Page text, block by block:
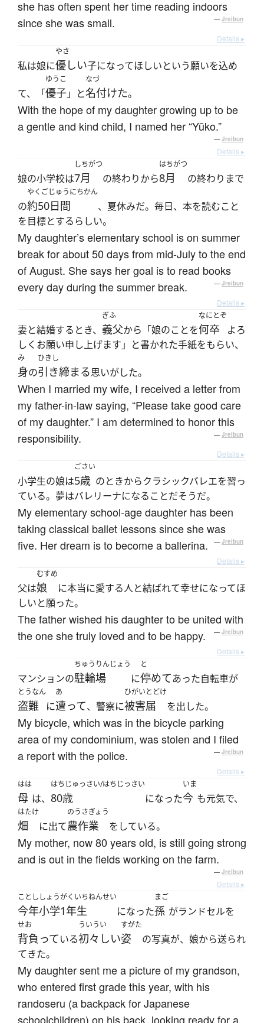
she has often spent her time reading indoors
since she was small.
— Jreibun
Details ▸
私は娘に
やさ
優しい子になってほしいという願いを込め
て、「
ゆうこ
優子」と
なづ
名付けた。
With the hope of my daughter growing up to be
a gentle and kind child, I named her “Yūko.”
— Jreibun
Details ▸
娘の小学校は
しちがつ
7月 の終わりから
はちがつ
8月 の終わりまで
の
やくごじゅうにちかん
約50日間
、夏休みだ。毎日、本を読むこと
を目標とするらしい。
My daughter’s elementary school is on summer
break for about 50 days from mid-July to the end
of August. She says her goal is to read books
every day during the summer break.
— Jreibun
Details ▸
妻と結婚するとき、
ぎふ
義父から「娘のことを
なにとぞ
何卒
よろ
しくお願い申し上げます」と書かれた手紙をもらい、
み
身の
ひきし
引き締まる思いがした。
When I married my wife, I received a letter from
my father-in-law saying, “Please take good care
of my daughter.” I am determined to honor this
responsibility.
— Jreibun
Details ▸
小学生の娘は
ごさい
5歳 のときからクラシックバレエを習っ
ている。夢はバレリーナになることだそうだ。
My elementary school-age daughter has been
taking classical ballet lessons since she was
five. Her dream is to become a ballerina.
— Jreibun
Details ▸
父は
むすめ
娘
に本当に愛する人と結ばれて幸せになってほ
しいと願った。
The father wished his daughter to be united with
the one she truly loved and to be happy.
— Jreibun
Details ▸
マンションの
ちゅうりんじょう
駐輪場 に
と
停めてあった自転車が
とうなん
盗難 に
あ
遭って、警察に
ひがいとどけ
被害届 を出した。
My bicycle, which was in the bicycle parking
area of my condominium, was stolen and I filed
a report with the police.
— Jreibun
Details ▸
はは
母 は、
はちじゅっさい/はちじっさい
80歳 になった
いま
今 も元気で、
はたけ
畑 に出て
のうさぎょう
農作業 をしている。
My mother, now 80 years old, is still going strong
and is out in the fields working on the farm.
— Jreibun
Details ▸
ことし
今年
しょうがくいちねんせい
小学1年生 になった
まご
孫 がランドセルを
せお
背負っている
ういうい
初々しい
すがた
姿
の写真が、娘から送られ
てきた。
My daughter sent me a picture of my grandson,
who entered first grade this year, with his
randoseru (a backpack for Japanese
schoolchildren) on his back, looking ready for a